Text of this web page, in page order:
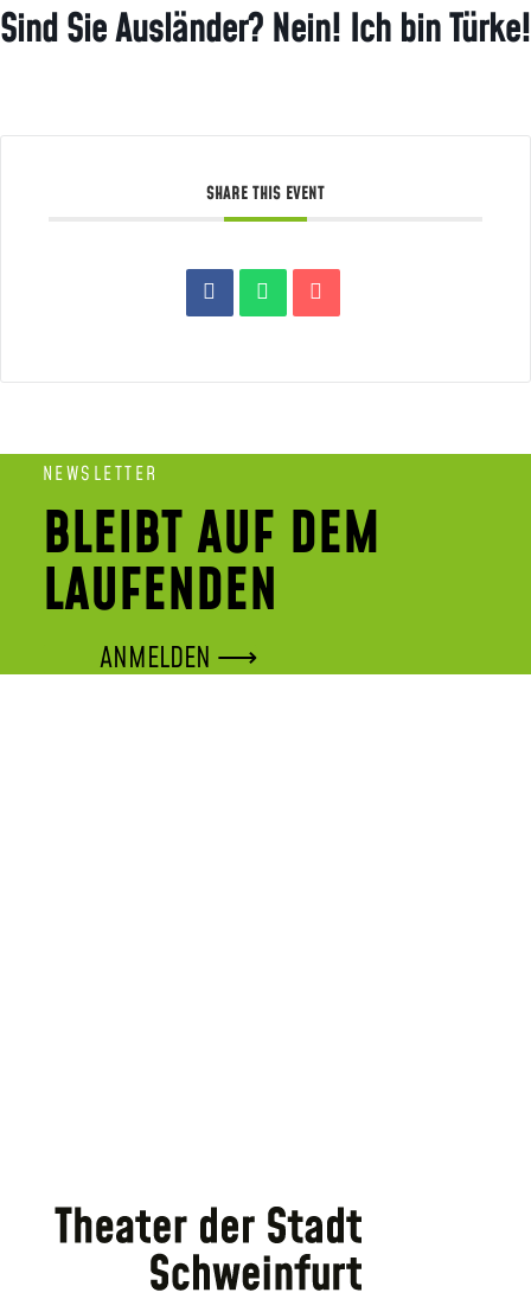
Sind Sie Ausländer? Nein! Ich bin Türke!
SHARE THIS EVENT
NEWSLETTER
BLEIBT AUF DEM
LAUFENDEN
ANMELDEN ⟶